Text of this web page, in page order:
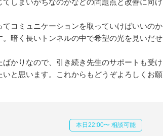
しまいがちなのかなどの問題点と改善に向け
コミュニケーションを取っていけばいいのか
暗く長いトンネルの中で希望の光を見いだせ
かりなので、引き続き先生のサポートも受け
と思います。これからもどうぞよろしくお願
本日22:00〜 相談可能